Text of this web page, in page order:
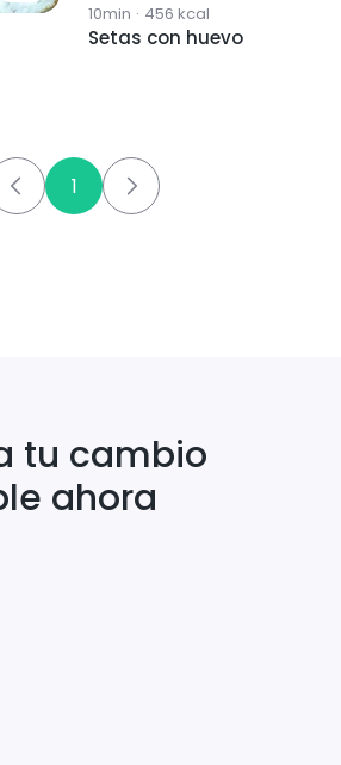
10min · 456 kcal
Setas con huevo
1
tu cambio
ahora